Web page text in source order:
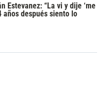
Estevanez: “La vi y dije ‘me
años después siento lo